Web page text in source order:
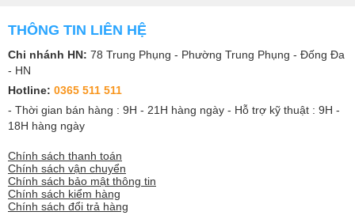
THÔNG TIN LIÊN HỆ
Chi nhánh HN: 78 Trung Phụng - Phường Trung Phụng - Đống Đa
- HN
Hotline: 0365 511 511
- Thời gian bán hàng : 9H - 21H hàng ngày - Hỗ trợ kỹ thuật : 9H -
18H hàng ngày
Chính sách thanh toán
Chính sách vận chuyển
Chính sách bảo mật thông tin
Chính sách kiểm hàng
Chính sách đổi trả hàng